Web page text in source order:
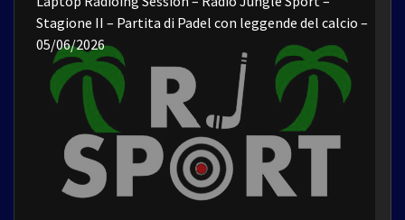
Stagione II – Partita di Padel con leggende del calcio –
05/06/2026